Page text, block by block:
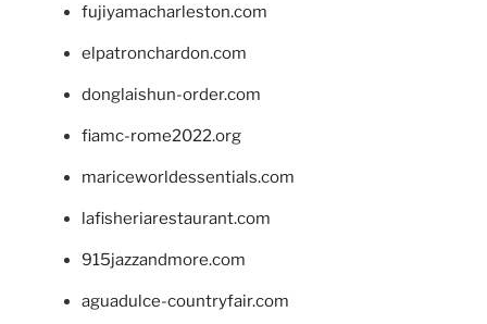
fujiyamacharleston.com
elpatronchardon.com
donglaishun-order.com
fiamc-rome2022.org
mariceworldessentials.com
lafisheriarestaurant.com
915jazzandmore.com
aguadulce-countryfair.com